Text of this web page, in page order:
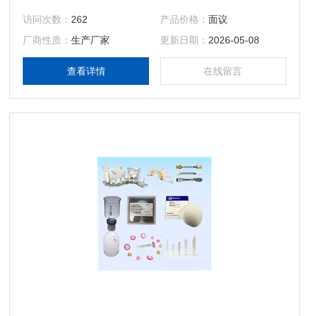
访问次数： 262 产品价格： 面议
厂商性质：生产厂家 更新日期： 2026-05-08
查看详情 在线留言